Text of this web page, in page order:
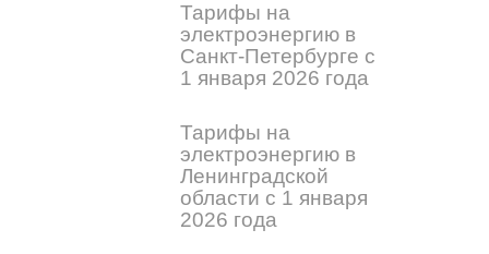
Тарифы на
электроэнергию в
Санкт-Петербурге с
1 января 2026 года
Тарифы на
электроэнергию в
Ленинградской
области с 1 января
2026 года